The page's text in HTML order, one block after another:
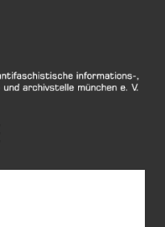
info@aida-archiv.de